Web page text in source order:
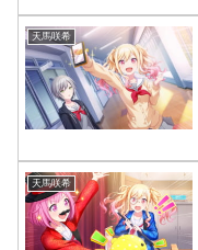
天馬咲希
天馬咲希